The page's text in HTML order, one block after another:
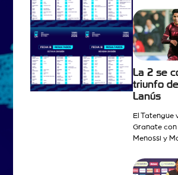
La 2 se
triunfo
Lanús
El Tatengue
Granate
Menossi y